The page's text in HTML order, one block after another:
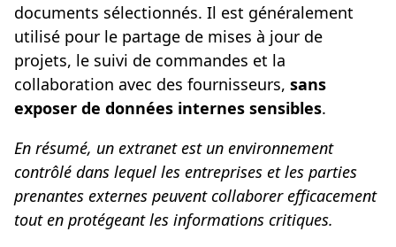
documents sélectionnés. Il est généralement
utilisé pour le partage de mises à jour de
projets, le suivi de commandes et la
collaboration avec des fournisseurs, sans
exposer de données internes sensibles.
En résumé, un extranet est un environnement
contrôlé dans lequel les entreprises et les parties
prenantes externes peuvent collaborer efficacement
tout en protégeant les informations critiques.